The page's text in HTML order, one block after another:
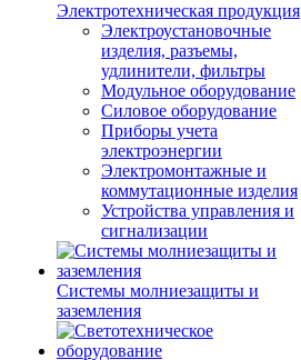
Электротехническая продукция
Электроустановочные
изделия, разъемы,
удлинители, фильтры
Модульное оборудование
Силовое оборудование
Приборы учета
электроэнергии
Электромонтажные и
коммутационные изделия
Устройства управления и
сигнализации
Системы молниезащиты и
заземления